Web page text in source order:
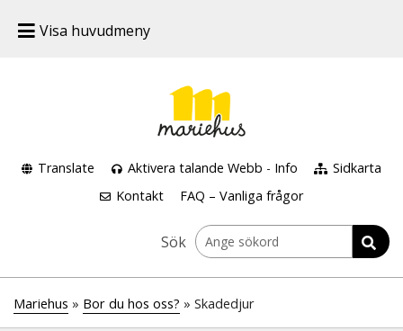
Visa huvudmeny
Translate Aktivera talande Webb - Info
Sidkarta
Kontakt
FAQ – Vanliga frågor
Sök
Mariehus » Bor du hos oss? » Skadedjur